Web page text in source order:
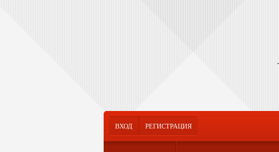
ВХОД РЕГИСТРАЦИЯ